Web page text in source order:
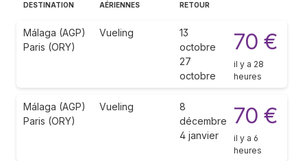
DESTINATION
AÉRIENNES
RETOUR
Málaga (AGP)
Paris (ORY)
Vueling
13
octobre
27
octobre
70 €
il y a 28
heures
Málaga (AGP)
Paris (ORY)
Vueling
8
décembre
4 janvier
70 €
il y a 6
heures